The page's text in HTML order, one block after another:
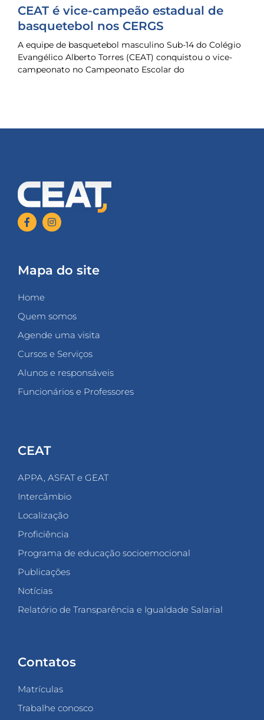
CEAT é vice-campeão estadual de
basquetebol nos CERGS
A equipe de basquetebol masculino Sub-14 do Colégio
Evangélico Alberto Torres (CEAT) conquistou o vice-
campeonato no Campeonato Escolar do
Mapa do site
Home
Quem somos
Agende uma visita
Cursos e Serviços
Alunos e responsáveis
Funcionários e Professores
CEAT
APPA, ASFAT e GEAT
Intercâmbio
Localização
Proficiência
Programa de educação socioemocional
Publicações
Notícias
Relatório de Transparência e Igualdade Salarial
Contatos
Matrículas
Trabalhe conosco